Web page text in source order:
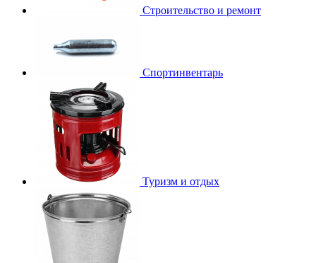
Строительство и ремонт
Спортинвентарь
Туризм и отдых